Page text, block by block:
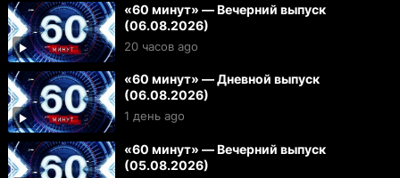
«60 минут» — Вечерний выпуск
(06.08.2026)
20 часов ago
«60 минут» — Дневной выпуск
(06.08.2026)
1 день ago
«60 минут» — Вечерний выпуск
(05.08.2026)